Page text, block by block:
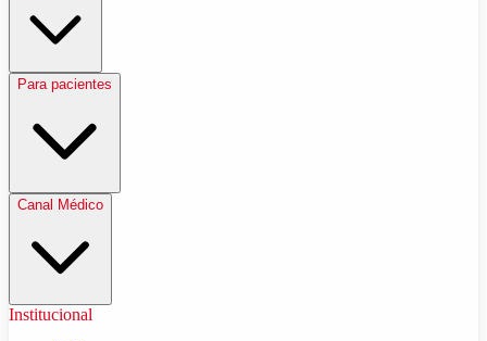
Para pacientes
Canal Médico
Institucional